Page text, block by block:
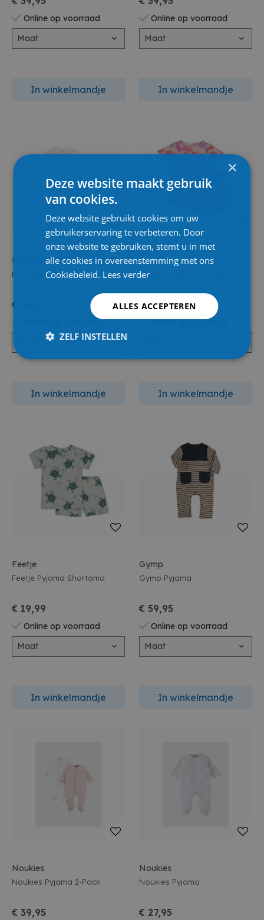
Online op voorraad
Maat
In winkelmandje
Online op voorraad
Maat
In winkelmandje
Poetree
Poetree Pyjama
€ 34,95
Online op voorraad
In winkelmandje
Feetje
Feetje Pyjama Shortama
€ 19,99
Online op voorraad
In winkelmandje
Feetje
Feetje Pyjama Shortama
€ 19,99
Online op voorraad
Maat
In winkelmandje
Gymp
Gymp Pyjama
€ 59,95
Online op voorraad
Maat
In winkelmandje
Noukies
Noukies Pyjama 2-Pack
€ 39,95
Noukies
Noukies Pyjama
€ 27,95
×
Deze website maakt gebruik
van cookies.
Deze website gebruikt cookies om uw
gebruikerservaring te verbeteren. Door
onze website te gebruiken, stemt u in met
alle cookies in overeenstemming met ons
Cookiebeleid. Lees verder
ALLES ACCEPTEREN
ZELF INSTELLEN